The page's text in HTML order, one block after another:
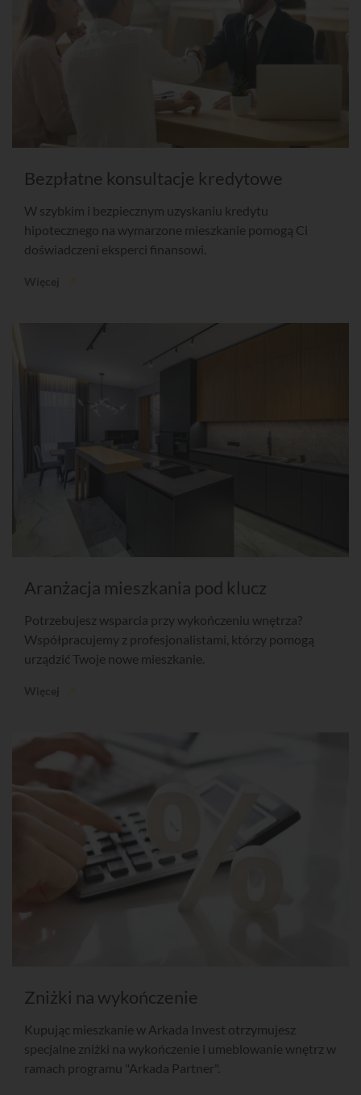
Bezpłatne konsultacje kredytowe
W szybkim i bezpiecznym uzyskaniu kredytu
hipotecznego na wymarzone mieszkanie pomogą Ci
doświadczeni eksperci finansowi.
Aranżacja mieszkania pod klucz
Potrzebujesz wsparcia przy wykończeniu wnętrza?
Współpracujemy z profesjonalistami, którzy pomogą
urządzić Twoje nowe mieszkanie.
Zniżki na wykończenie
Kupując mieszkanie w Arkada Invest otrzymujesz
specjalne zniżki na wykończenie i umeblowanie wnętrz w
ramach programu "Arkada Partner".